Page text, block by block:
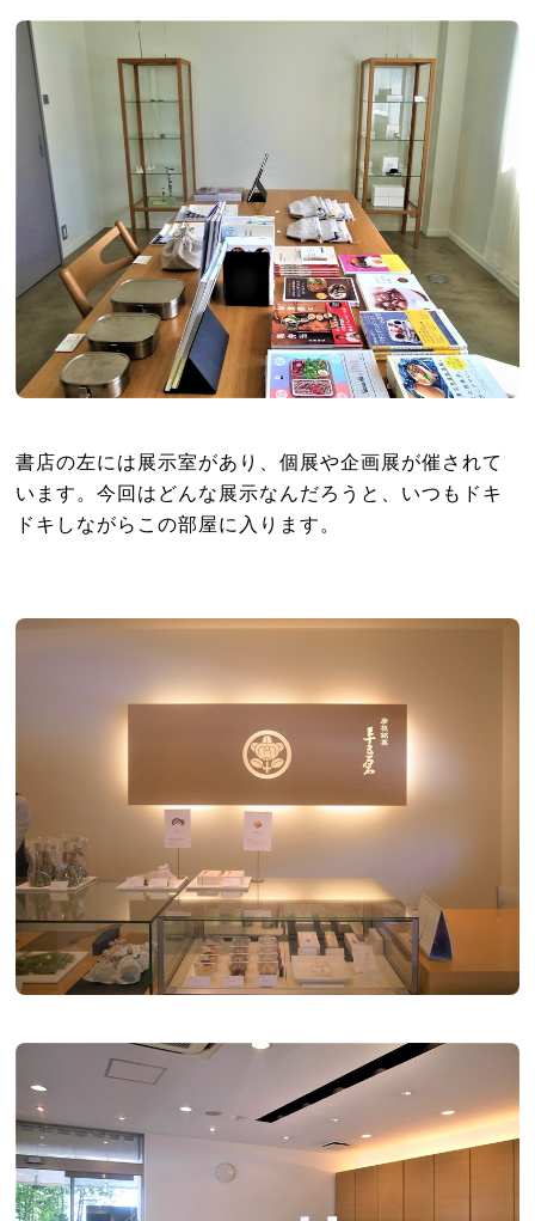
書店の左には展示室があり、個展や企画展が催されて
います。今回はどんな展示なんだろうと、いつもドキ
ドキしながらこの部屋に入ります。